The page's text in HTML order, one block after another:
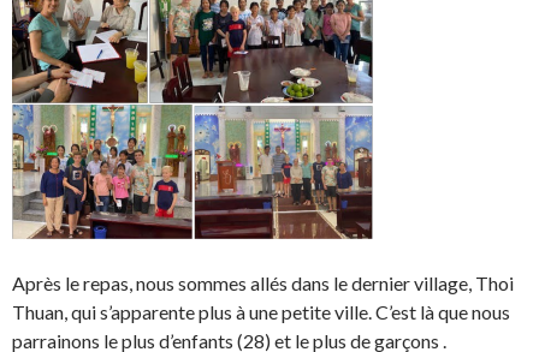
Après le repas, nous sommes allés dans le dernier village, Thoi
Thuan, qui s’apparente plus à une petite ville. C’est là que nous
parrainons le plus d’enfants (28) et le plus de garçons .